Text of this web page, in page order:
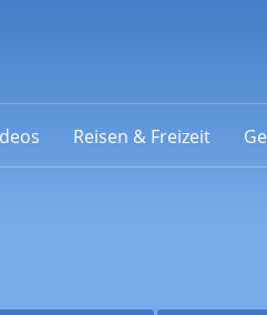
Reisen & Freizeit